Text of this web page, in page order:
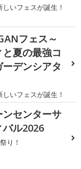
いフェスが誕生！
フェス～
夏の最強コ
デンシアタ
いフェスが誕生！
センターサ
ル2026
り！